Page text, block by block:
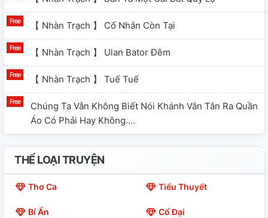
【 Nhàn Trạch 】 Cố Nhân Còn Tại
【 Nhàn Trạch 】 Ulan Bator Đêm
【 Nhàn Trạch 】 Tuế Tuế
Chúng Ta Vẫn Không Biết Nói Khánh Vân Tân Ra Quần
Áo Có Phải Hay Không....
THỂ LOẠI TRUYỆN
Thơ Ca Tiểu Thuyết
Bí Ẩn Cổ Đại